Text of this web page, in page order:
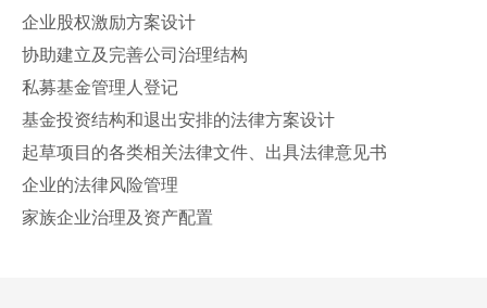
企业股权激励方案设计
协助建立及完善公司治理结构
私募基金管理人登记
基金投资结构和退出安排的法律方案设计
起草项目的各类相关法律文件、出具法律意见书
企业的法律风险管理
家族企业治理及资产配置